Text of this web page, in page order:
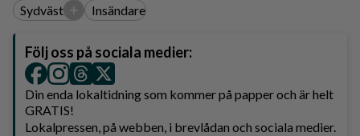
Sydväst + Insändare
Följ oss på sociala medier:
Din enda lokaltidning som kommer på papper och är helt
GRATIS!
Lokalpressen, på webben, i brevlådan och sociala medier.